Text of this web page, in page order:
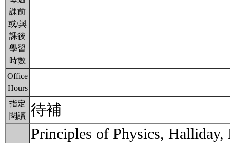
課前
或/與
課後
學習
時數
Office
Hours
指定
閱讀 待補
Principles of Physics,